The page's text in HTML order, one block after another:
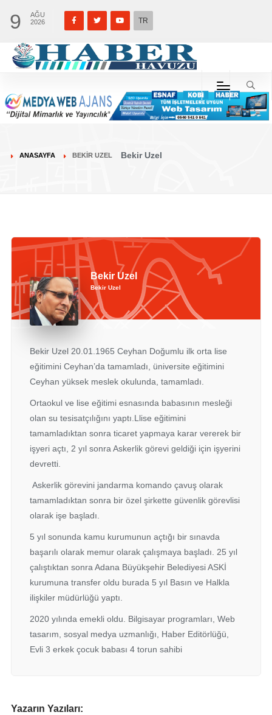
9
AĞU
2026
TR
ANASAYFA BEKIR UZEL Bekir Uzel
Bekir Uzel
Bekir Uzel
Bekir Uzel 20.01.1965 Ceyhan Doğumlu ilk orta lise
eğitimini Ceyhan’da tamamladı, üniversite eğitimini
Ceyhan yüksek meslek okulunda, tamamladı.
Ortaokul ve lise eğitimi esnasında babasının mesleği
olan su tesisatçılığını yaptı.Llise eğitimini
tamamladıktan sonra ticaret yapmaya karar vererek bir
işyeri açtı, 2 yıl sonra Askerlik görevi geldiği için işyerini
devretti.
Askerlik görevini jandarma komando çavuş olarak
tamamladıktan sonra bir özel şirkette güvenlik görevlisi
olarak işe başladı.
5 yıl sonunda kamu kurumunun açtığı bir sınavda
başarılı olarak memur olarak çalışmaya başladı. 25 yıl
çalıştıktan sonra Adana Büyükşehir Belediyesi ASKİ
kurumuna transfer oldu burada 5 yıl Basın ve Halkla
ilişkiler müdürlüğü yaptı.
2020 yılında emekli oldu. Bilgisayar programları, Web
tasarım, sosyal medya uzmanlığı, Haber Editörlüğü,
Evli 3 erkek çocuk babası 4 torun sahibi
Yazarın Yazıları: